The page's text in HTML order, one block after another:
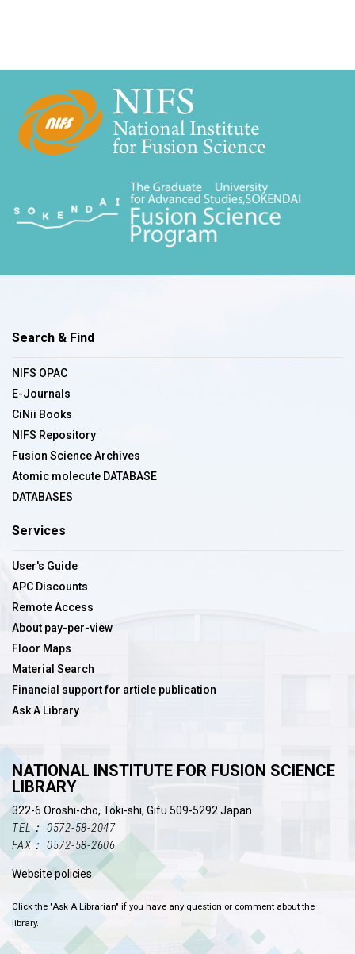
Search & Find
NIFS OPAC
E-Journals
CiNii Books
NIFS Repository
Fusion Science Archives
Atomic molecute DATABASE
DATABASES
Services
User's Guide
APC Discounts
Remote Access
About pay-per-view
Floor Maps
Material Search
Financial support for article publication
Ask A Library
NATIONAL INSTITUTE FOR FUSION SCIENCE
LIBRARY
322-6 Oroshi-cho, Toki-shi, Gifu 509-5292 Japan
TEL： 0572-58-2047
FAX： 0572-58-2606
Website policies
Click the "Ask A Librarian" if you have any question or comment about the
library.